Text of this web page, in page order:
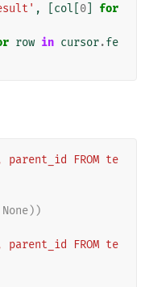
, col 0
for
row in cursor.fe
parent_id FROM te
parent_id FROM te